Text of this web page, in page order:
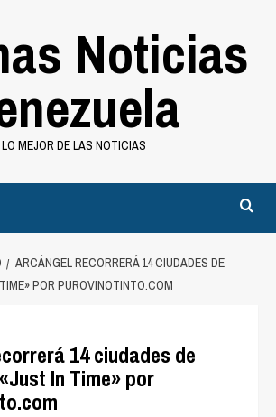
Noticias
LO MEJOR DE LAS NOTICIAS
ARCÁNGEL RECORRERÁ 14 CIUDADES DE
POR PUROVINOTINTO.COM
14 ciudades de
In Time» por